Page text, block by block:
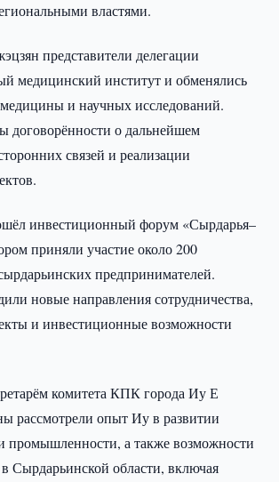
властями.
представители делегации
медицинский институт и обменялись
и научных исследований.
договорённости о дальнейшем
связей и реализации
инвестиционный форум «Сырдарья–
приняли участие около 200
предпринимателей.
новые направления сотрудничества,
и инвестиционные возможности
комитета КПК города Иу Е
рассмотрели опыт Иу в развитии
промышленности, а также возможности
Сырдарьинской области, включая